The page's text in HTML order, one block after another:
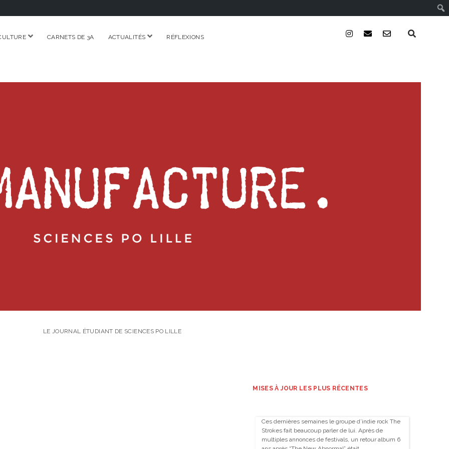
ouvrirCARNETS DE 3A ACTUALITÉS ouvrirRÉFLEXIONS instagram
emailemail-
LE JOURNAL ÉTUDIANT DE SCIENCES PO LILLE
MISES À JOUR LES PLUS RÉCENTES
Ces dernières semaines le groupe d’indie rock The
Strokes fait beaucoup parler de lui. Après de
multiples annonces de festivals, un retour album 6